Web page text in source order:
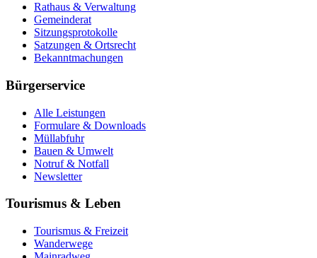
Rathaus & Verwaltung
Gemeinderat
Sitzungsprotokolle
Satzungen & Ortsrecht
Bekanntmachungen
Bürgerservice
Alle Leistungen
Formulare & Downloads
Müllabfuhr
Bauen & Umwelt
Notruf & Notfall
Newsletter
Tourismus & Leben
Tourismus & Freizeit
Wanderwege